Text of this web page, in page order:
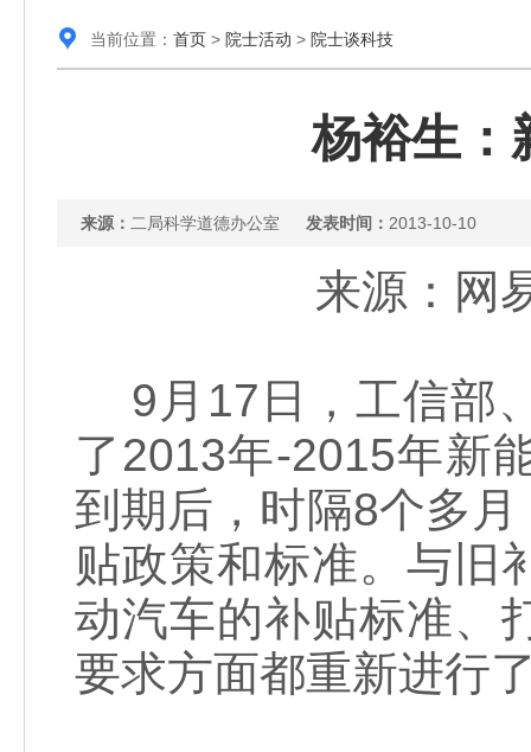
当前位置： 首页> 院士活动 > 院士谈科技
杨裕生：
来源： 二局科学道德办公室 发表时间： 2013-10-10
来源：网
9月17日，工信部
了2013年-2015年新
到期后，时隔8个多
贴政策和标准。与旧
动汽车的补贴标准、
要求方面都重新进行